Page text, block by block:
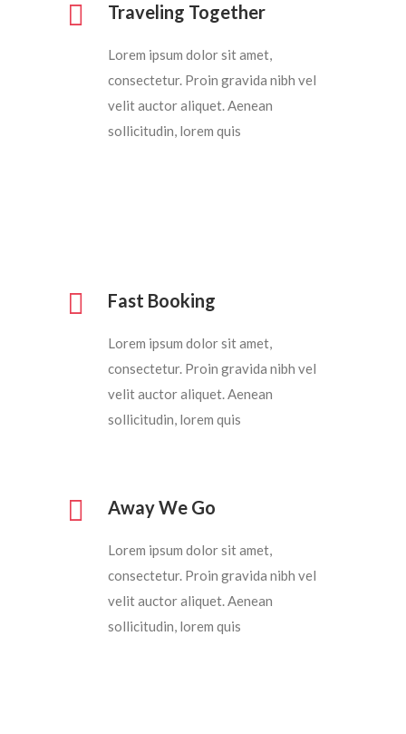
Traveling Together
Lorem ipsum dolor sit amet,
consectetur. Proin gravida nibh vel
velit auctor aliquet. Aenean
sollicitudin, lorem quis
Fast Booking
Lorem ipsum dolor sit amet,
consectetur. Proin gravida nibh vel
velit auctor aliquet. Aenean
sollicitudin, lorem quis
Away We Go
Lorem ipsum dolor sit amet,
consectetur. Proin gravida nibh vel
velit auctor aliquet. Aenean
sollicitudin, lorem quis